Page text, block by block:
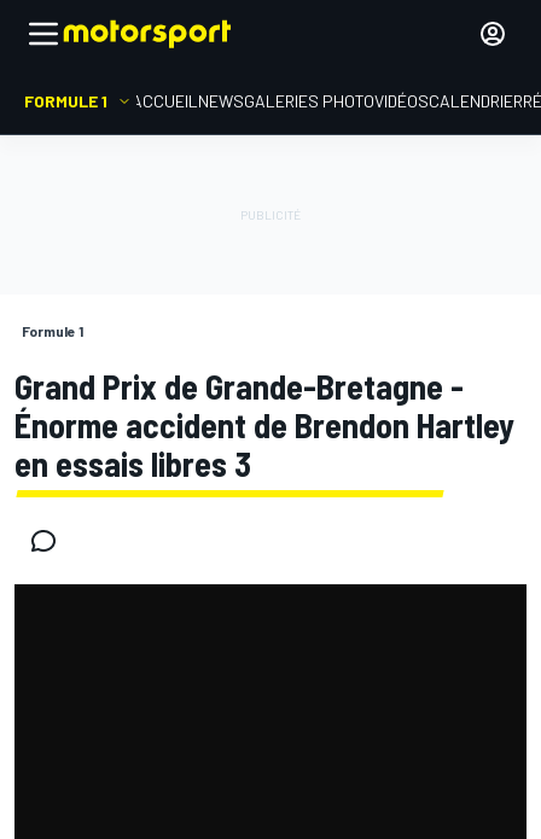
FORMULE 1 ACCUEIL NEWSGALERIES PHOTOVIDÉOSCALENDRIER
Formule 1
Grand Prix de Grande-Bretagne -
Énorme accident de Brendon Hartley
en essais libres 3